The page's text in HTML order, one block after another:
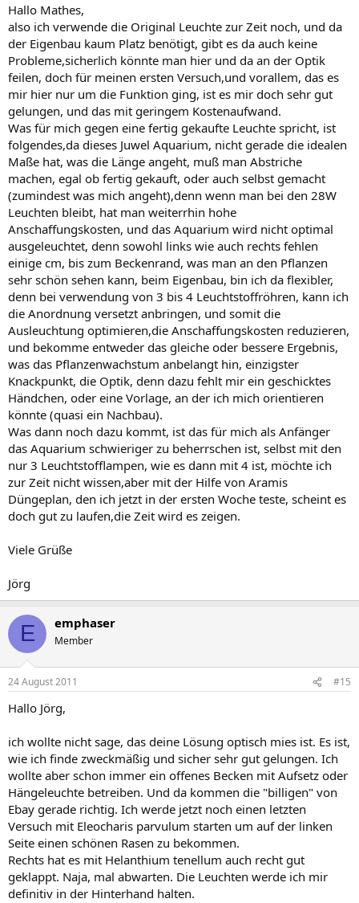
Hallo Mathes,
also ich verwende die Original Leuchte zur Zeit noch, und da
der Eigenbau kaum Platz benötigt, gibt es da auch keine
Probleme,sicherlich könnte man hier und da an der Optik
feilen, doch für meinen ersten Versuch,und vorallem, das es
mir hier nur um die Funktion ging, ist es mir doch sehr gut
gelungen, und das mit geringem Kostenaufwand.
Was für mich gegen eine fertig gekaufte Leuchte spricht, ist
folgendes,da dieses Juwel Aquarium, nicht gerade die idealen
Maße hat, was die Länge angeht, muß man Abstriche
machen, egal ob fertig gekauft, oder auch selbst gemacht
(zumindest was mich angeht),denn wenn man bei den 28W
Leuchten bleibt, hat man weiterrhin hohe
Anschaffungskosten, und das Aquarium wird nicht optimal
ausgeleuchtet, denn sowohl links wie auch rechts fehlen
einige cm, bis zum Beckenrand, was man an den Pflanzen
sehr schön sehen kann, beim Eigenbau, bin ich da flexibler,
denn bei verwendung von 3 bis 4 Leuchtstoffröhren, kann ich
die Anordnung versetzt anbringen, und somit die
Ausleuchtung optimieren,die Anschaffungskosten reduzieren,
und bekomme entweder das gleiche oder bessere Ergebnis,
was das Pflanzenwachstum anbelangt hin, einzigster
Knackpunkt, die Optik, denn dazu fehlt mir ein geschicktes
Händchen, oder eine Vorlage, an der ich mich orientieren
könnte (quasi ein Nachbau).
Was dann noch dazu kommt, ist das für mich als Anfänger
das Aquarium schwieriger zu beherrschen ist, selbst mit den
nur 3 Leuchtstofflampen, wie es dann mit 4 ist, möchte ich
zur Zeit nicht wissen,aber mit der Hilfe von Aramis
Düngeplan, den ich jetzt in der ersten Woche teste, scheint es
doch gut zu laufen,die Zeit wird es zeigen.
Viele Grüße
Jörg
E emphaser
Member
24 August 2011 #15
Hallo Jörg,
ich wollte nicht sage, das deine Lösung optisch mies ist. Es ist,
wie ich finde zweckmäßig und sicher sehr gut gelungen. Ich
wollte aber schon immer ein offenes Becken mit Aufsetz oder
Hängeleuchte betreiben. Und da kommen die "billigen" von
Ebay gerade richtig. Ich werde jetzt noch einen letzten
Versuch mit Eleocharis parvulum starten um auf der linken
Seite einen schönen Rasen zu bekommen.
Rechts hat es mit Helanthium tenellum auch recht gut
geklappt. Naja, mal abwarten. Die Leuchten werde ich mir
definitiv in der Hinterhand halten.